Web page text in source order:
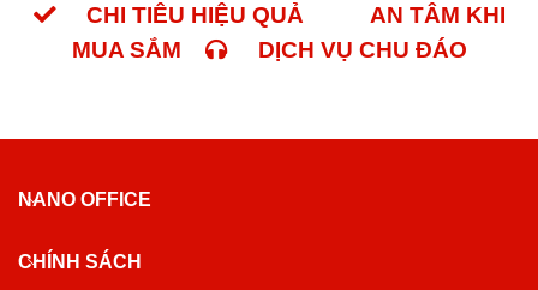
CHI TIÊU HIỆU QUẢ
AN TÂM KHI
MUA SẮM
DỊCH VỤ CHU ĐÁO
NANO OFFICE
CHÍNH SÁCH